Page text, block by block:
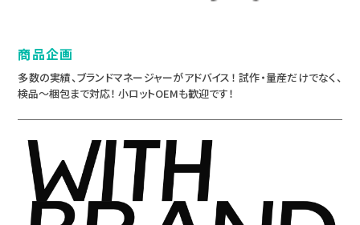
商品企画
多数の実績、ブランドマネージャーがアドバイス！ 試作・量産だけでなく、
検品～梱包まで対応！ 小ロットOEMも歓迎です！